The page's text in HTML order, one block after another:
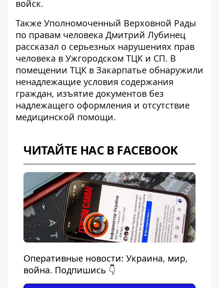
войск.
Также Уполномоченный Верховной Рады
по правам человека Дмитрий Лубинец
рассказал о серьезных нарушениях прав
человека в Ужгородском ТЦК и СП. В
помещении ТЦК в Закарпатье обнаружили
ненадлежащие условия содержания
граждан, изъятие документов без
надлежащего оформления и отсутствие
медицинской помощи.
ЧИТАЙТЕ НАС В FACEBOOK
Оперативные новости: Украина, мир,
война. Подпишись 👇